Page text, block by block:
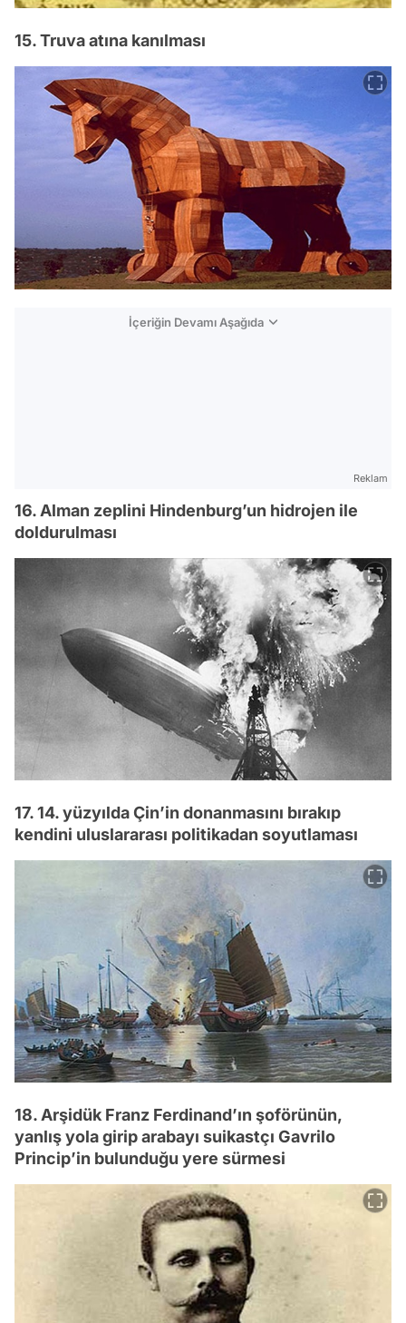
15. Truva atına kanılması
İçeriğin Devamı Aşağıda
Reklam
16. Alman zeplini Hindenburg’un hidrojen ile
doldurulması
17. 14. yüzyılda Çin’in donanmasını bırakıp
kendini uluslararası politikadan soyutlaması
18. Arşidük Franz Ferdinand’ın şoförünün,
yanlış yola girip arabayı suikastçı Gavrilo
Princip’in bulunduğu yere sürmesi